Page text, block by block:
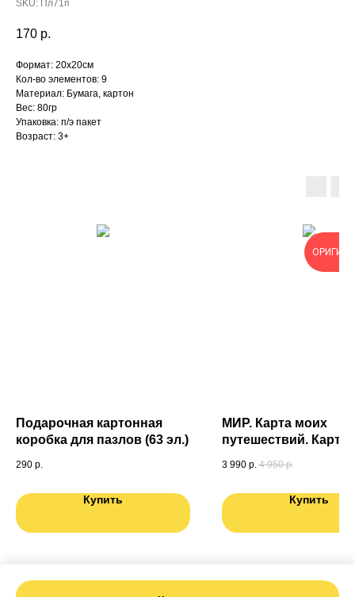
SKU: Пл71п
170 р.
Формат: 20х20см
Кол-во элементов: 9
Материал: Бумага, картон
Вес: 80гр
Упаковка: п/э пакет
Возраст: 3+
Подарочная картонная
коробка для пазлов (63 эл.)
290 р.
Купить
МИР. Карта моих
путешествий. Карта
специально для
3 990 р. 4 950 р.
Купить